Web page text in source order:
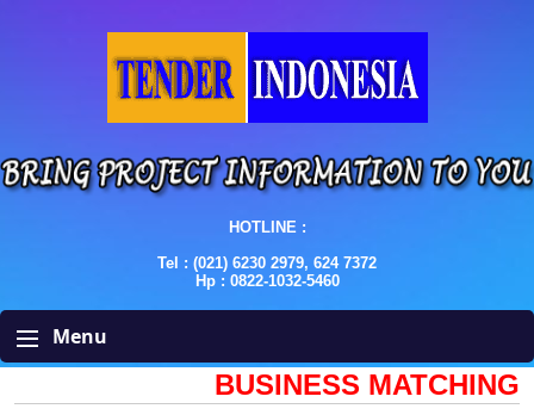
HOTLINE :
Tel : (021) 6230 2979, 624 7372
Hp : 0822-1032-5460
Menu
BUSINESS MATCHING